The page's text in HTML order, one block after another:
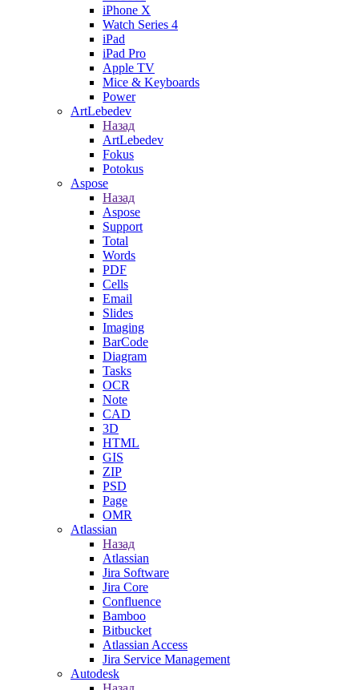
iPhone X
Watch Series 4
iPad
iPad Pro
Apple TV
Mice & Keyboards
Power
ArtLebedev
Назад
ArtLebedev
Fokus
Potokus
Aspose
Назад
Aspose
Support
Total
Words
PDF
Cells
Email
Slides
Imaging
BarCode
Diagram
Tasks
OCR
Note
CAD
3D
HTML
GIS
ZIP
PSD
Page
OMR
Atlassian
Назад
Atlassian
Jira Software
Jira Core
Confluence
Bamboo
Bitbucket
Atlassian Access
Jira Service Management
Autodesk